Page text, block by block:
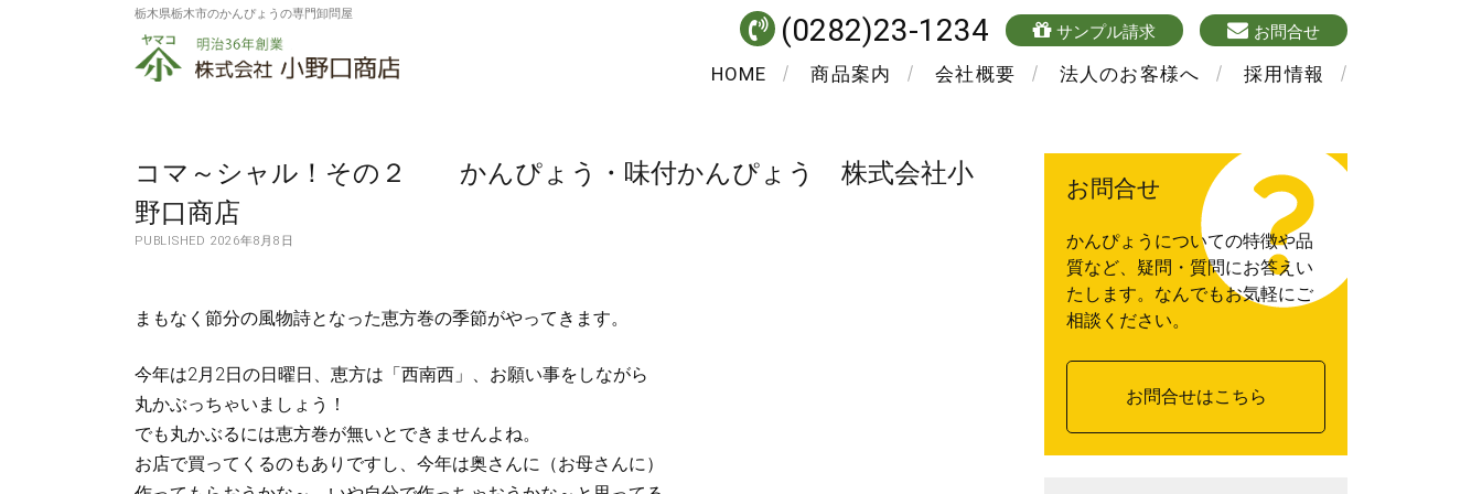
栃木県栃木市のかんぴょうの専門卸問屋
株
社
小
野
商
店
HOME 商品案内 会社概要 法人のお客様へ 採用情報
(0282)23-1234 sample
サンプル請求 mailform
お問合せ
コマ～シャル！その２ かんぴょう・味付かんぴょう 株式会社小
野口商店
PUBLISHED 2026年8月8日
まもなく節分の風物詩となった恵方巻の季節がやってきます。
今年は2月2日の日曜日、恵方は「西南西」、お願い事をしながら
丸かぶっちゃいましょう！
でも丸かぶるには恵方巻が無いとできませんよね。
お店で買ってくるのもありですし、今年は奥さんに（お母さんに）
お問合せ
かんぴょうについての特徴や品
質など、疑問・質問にお答えい
たします。なんでもお気軽にご
相談ください。
お問合せはこちら